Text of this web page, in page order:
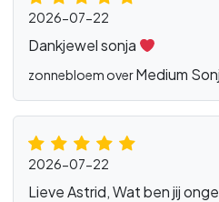
2026-07-22
Dankjewel sonja
zonnebloem overMedium
2026-07-22
Lieve Astrid, Wat ben jij